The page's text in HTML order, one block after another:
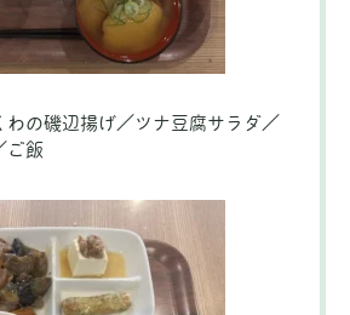
わの磯辺揚げ／ツナ豆腐サラダ／
ご飯